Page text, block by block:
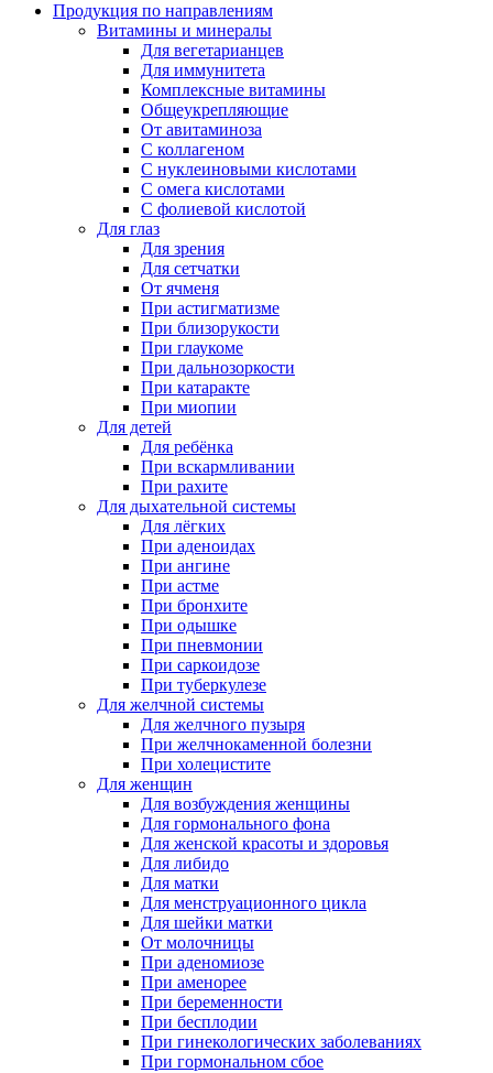
Продукция по направлениям
Витамины и минералы
Для вегетарианцев
Для иммунитета
Комплексные витамины
Общеукрепляющие
От авитаминоза
С коллагеном
С нуклеиновыми кислотами
С омега кислотами
С фолиевой кислотой
Для глаз
Для зрения
Для сетчатки
От ячменя
При астигматизме
При близорукости
При глаукоме
При дальнозоркости
При катаракте
При миопии
Для детей
Для ребёнка
При вскармливании
При рахите
Для дыхательной системы
Для лёгких
При аденоидах
При ангине
При астме
При бронхите
При одышке
При пневмонии
При саркоидозе
При туберкулезе
Для желчной системы
Для желчного пузыря
При желчнокаменной болезни
При холецистите
Для женщин
Для возбуждения женщины
Для гормонального фона
Для женской красоты и здоровья
Для либидо
Для матки
Для менструационного цикла
Для шейки матки
От молочницы
При аденомиозе
При аменорее
При беременности
При бесплодии
При гинекологических заболеваниях
При гормональном сбое